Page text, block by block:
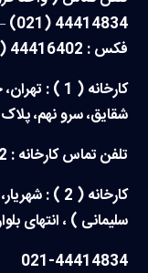
44414834 (021) – 44414586 (021)
فکس : 44416402 (021)
کارخانه ( 1
شقایق، سرو نهم، پلاک 11
تلفن تماس کارخانه : 56390462 (021)
کارخانه (
سلیمانی ) ، انتهای بلوار
021-44414834